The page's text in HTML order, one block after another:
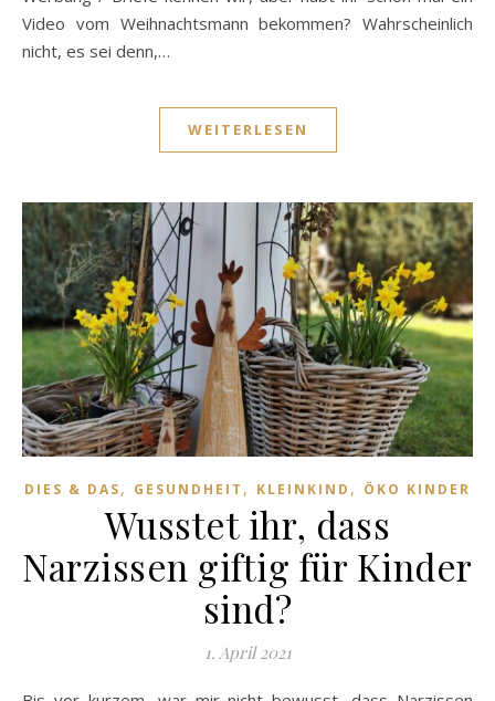
Video vom Weihnachtsmann bekommen? Wahrscheinlich
nicht, es sei denn,…
WEITERLESEN
DIES & DAS, GESUNDHEIT , KLEINKIND , ÖKO KINDER
Wusstet ihr, dass
Narzissen giftig für Kinder
sind?
1. April 2021